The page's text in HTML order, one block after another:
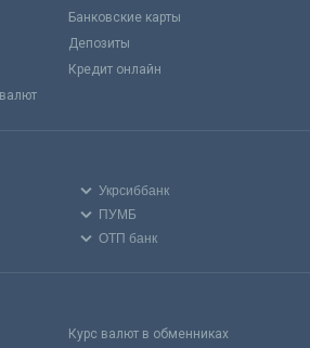
Банковские карты
Депозиты
Кредит онлайн
Укрсиббанк
ПУМБ
ОТП банк
Курс валют в обменниках